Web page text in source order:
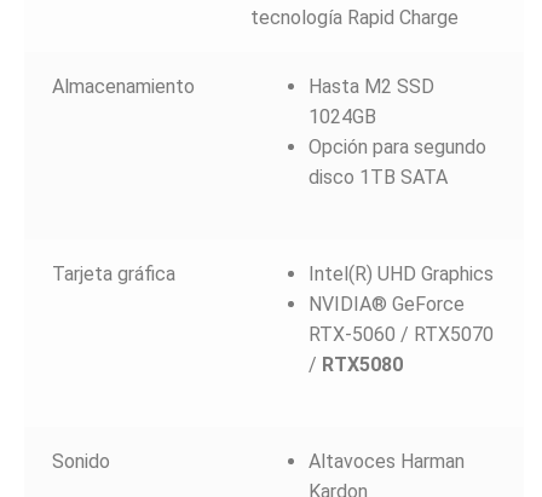
tecnología Rapid Charge
Almacenamiento
Hasta M2 SSD
1024GB
Opción para segundo
disco 1TB SATA
Tarjeta gráfica
Intel(R) UHD Graphics
NVIDIA® GeForce
RTX-5060 / RTX5070
/ RTX5080
Sonido
Altavoces Harman
Kardon